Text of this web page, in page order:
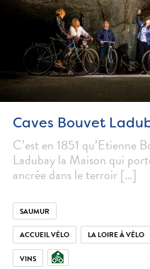
Caves Bouvet
C’est en 1851 qu’Etienne
Ladubay la Maison qui
ancrée dans le terroir […]
SAUMUR
ACCUEIL VÉLO LA LOIRE À VÉLO
VINS